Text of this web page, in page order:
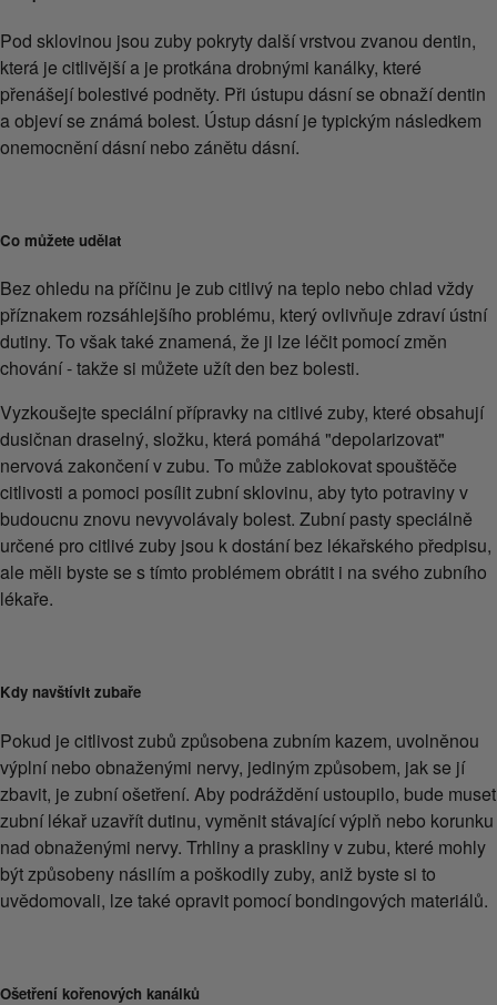
Pod sklovinou jsou zuby pokryty další vrstvou zvanou dentin,
která je citlivější a je protkána drobnými kanálky, které
přenášejí bolestivé podněty. Při ústupu dásní se obnaží dentin
a objeví se známá bolest. Ústup dásní je typickým následkem
onemocnění dásní nebo zánětu dásní.
Co můžete udělat
Bez ohledu na příčinu je zub citlivý na teplo nebo chlad vždy
příznakem rozsáhlejšího problému, který ovlivňuje zdraví ústní
dutiny. To však také znamená, že ji lze léčit pomocí změn
chování - takže si můžete užít den bez bolesti.
Vyzkoušejte speciální přípravky na citlivé zuby, které obsahují
dusičnan draselný, složku, která pomáhá "depolarizovat"
nervová zakončení v zubu. To může zablokovat spouštěče
citlivosti a pomoci posílit zubní sklovinu, aby tyto potraviny v
budoucnu znovu nevyvolávaly bolest. Zubní pasty speciálně
určené pro citlivé zuby jsou k dostání bez lékařského předpisu,
ale měli byste se s tímto problémem obrátit i na svého zubního
lékaře.
Kdy navštívit zubaře
Pokud je citlivost zubů způsobena zubním kazem, uvolněnou
výplní nebo obnaženými nervy, jediným způsobem, jak se jí
zbavit, je zubní ošetření. Aby podráždění ustoupilo, bude muset
zubní lékař uzavřít dutinu, vyměnit stávající výplň nebo korunku
nad obnaženými nervy. Trhliny a praskliny v zubu, které mohly
být způsobeny násilím a poškodily zuby, aniž byste si to
uvědomovali, lze také opravit pomocí bondingových materiálů.
Ošetření kořenových kanálků